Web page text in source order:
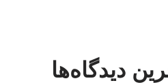
دیدگاه‌ها